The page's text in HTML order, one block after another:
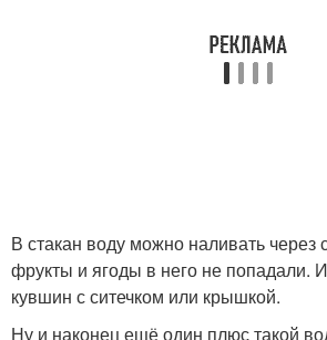
В стакан воду можно наливать через
фрукты и ягоды в него не попадали.
кувшин с ситечком или крышкой.
Ну и наконец ещё один плюс такой